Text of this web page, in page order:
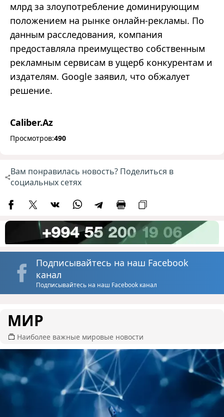
млрд за злоупотребление доминирующим
положением на рынке онлайн-рекламы. По
данным расследования, компания
предоставляла преимущество собственным
рекламным сервисам в ущерб конкурентам и
издателям. Google заявил, что обжалует
решение.
Caliber.Az
Просмотров:490
Вам понравилась новость? Поделиться в
социальных сетях
Подписывайтесь на наш Facebook
канал
Подписывайтесь на наш Facebook канал
МИР
Наиболее важные мировые новости